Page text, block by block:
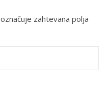
označuje zahtevana polja